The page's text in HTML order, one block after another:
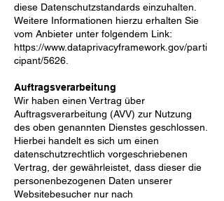
diese Datenschutzstandards einzuhalten.
Weitere Informationen hierzu erhalten Sie
vom Anbieter unter folgendem Link:
https://www.dataprivacyframework.gov/parti
cipant/5626.
Auftragsverarbeitung
Wir haben einen Vertrag über
Auftragsverarbeitung (AVV) zur Nutzung
des oben genannten Dienstes geschlossen.
Hierbei handelt es sich um einen
datenschutzrechtlich vorgeschriebenen
Vertrag, der gewährleistet, dass dieser die
personenbezogenen Daten unserer
Websitebesucher nur nach